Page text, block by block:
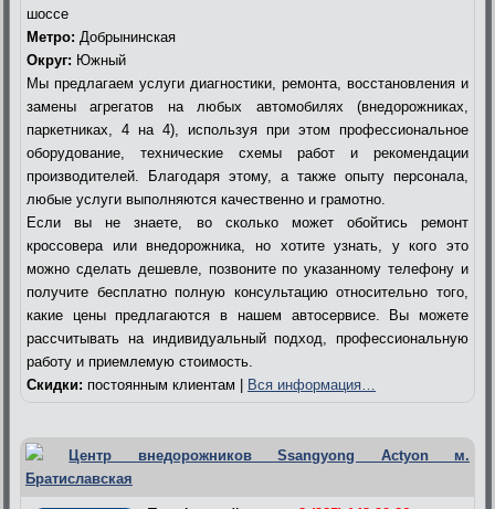
шоссе
Метро: Добрынинская
Округ: Южный
Мы предлагаем услуги диагностики, ремонта, восстановления и
замены агрегатов на любых автомобилях (внедорожниках,
паркетниках, 4 на 4), используя при этом профессиональное
оборудование, технические схемы работ и рекомендации
производителей. Благодаря этому, а также опыту персонала,
любые услуги выполняются качественно и грамотно.
Если вы не знаете, во сколько может обойтись ремонт
кроссовера или внедорожника, но хотите узнать, у кого это
можно сделать дешевле, позвоните по указанному телефону и
получите бесплатно полную консультацию относительно того,
какие цены предлагаются в нашем автосервисе. Вы можете
рассчитывать на индивидуальный подход, профессиональную
работу и приемлемую стоимость.
Скидки: постоянным клиентам | Вся информация…
Центр внедорожников Ssangyong Actyon м.
Братиславская